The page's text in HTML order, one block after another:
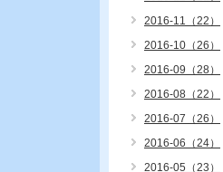
2016-11（22）
2016-10（26）
2016-09（28）
2016-08（22）
2016-07（26）
2016-06（24）
2016-05（23）